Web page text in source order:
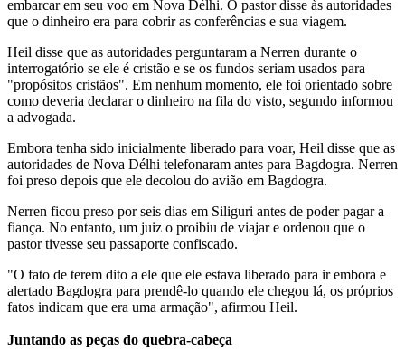
embarcar em seu voo em Nova Délhi. O pastor disse às autoridades
que o dinheiro era para cobrir as conferências e sua viagem.
Heil disse que as autoridades perguntaram a Nerren durante o
interrogatório se ele é cristão e se os fundos seriam usados ​​para
"propósitos cristãos". Em nenhum momento, ele foi orientado sobre
como deveria declarar o dinheiro na fila do visto, segundo informou
a advogada.
Embora tenha sido inicialmente liberado para voar, Heil disse que as
autoridades de Nova Délhi telefonaram antes para Bagdogra. Nerren
foi preso depois que ele decolou do avião em Bagdogra.
Nerren ficou preso por seis dias em Siliguri antes de poder pagar a
fiança. No entanto, um juiz o proibiu de viajar e ordenou que o
pastor tivesse seu passaporte confiscado.
"O fato de terem dito a ele que ele estava liberado para ir embora e
alertado Bagdogra para prendê-lo quando ele chegou lá, os próprios
fatos indicam que era uma armação", afirmou Heil.
Juntando as peças do quebra-cabeça